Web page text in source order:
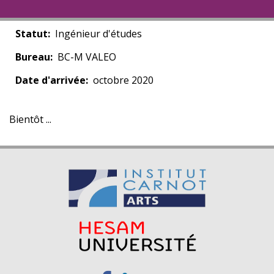
Statut
Ingénieur d'études
Bureau
BC-M VALEO
Date d'arrivée octobre 2020
Bientôt ...